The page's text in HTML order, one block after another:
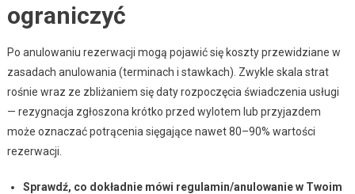
ograniczyć
Po anulowaniu rezerwacji mogą pojawić się koszty przewidziane w
zasadach anulowania (terminach i stawkach). Zwykle skala strat
rośnie wraz ze zbliżaniem się daty rozpoczęcia świadczenia usługi
— rezygnacja zgłoszona krótko przed wylotem lub przyjazdem
może oznaczać potrącenia sięgające nawet 80–90% wartości
rezerwacji.
Sprawdź, co dokładnie mówi regulamin/anulowanie w Twoim